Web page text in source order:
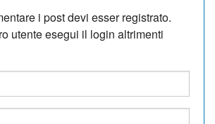
i post devi esser registrato.
utente esegui il login altrimenti